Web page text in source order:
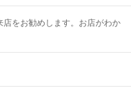
をお勧めします。お店がわか